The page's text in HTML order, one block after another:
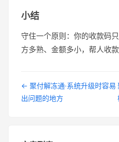
小结
守住一个原则：你的收款码
方多熟、金额多小，帮人收
← 聚付解冻通·系统升级时容易
出问题的地方